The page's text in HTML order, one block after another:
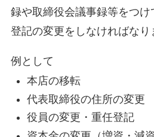
録や取締役会議事録等をつけ
登記の変更をしなければなり
例として
本店の移転
代表取締役の住所の変更
役員の変更・重任登記​